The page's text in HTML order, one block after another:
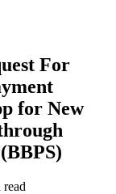
For
for New